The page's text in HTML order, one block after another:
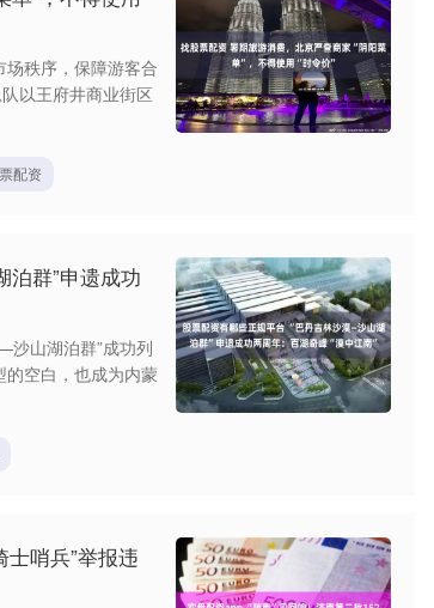
秩序，保障游客合
以王府井商业街区
配资
群”申遗成功
沙山湖泊群”成功列
空白，也成为内蒙
士哨兵”举报违